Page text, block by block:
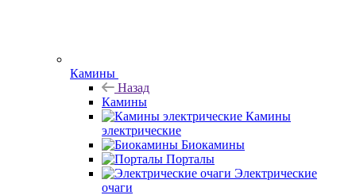
Камины
Назад
Камины
Камины
электрические
Биокамины
Порталы
Электрические
очаги